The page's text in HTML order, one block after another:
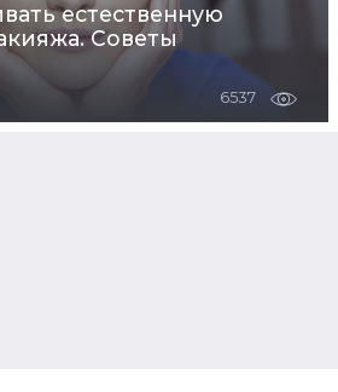
естественную
Советы
6537